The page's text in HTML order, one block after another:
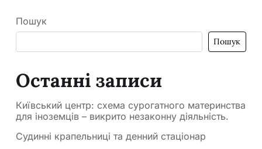
Пошук
Пошук
Останні записи
Київський центр: схема сурогатного материнства
для іноземців – викрито незаконну діяльність.
Судинні крапельниці та денний стаціонар